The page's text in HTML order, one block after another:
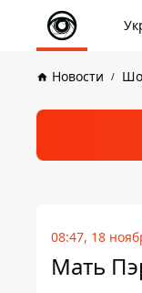
Новости
08:47, 18
Мать